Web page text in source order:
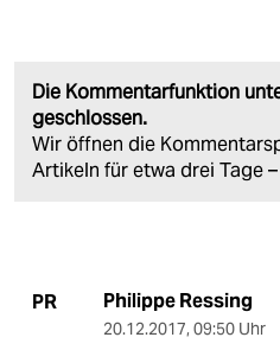
Die Kommentarfunktion
geschlossen.
Wir öffnen die
Artikeln für etwa drei Tage –
PR Philippe Ressing
20.12.2017, 09:50 Uhr